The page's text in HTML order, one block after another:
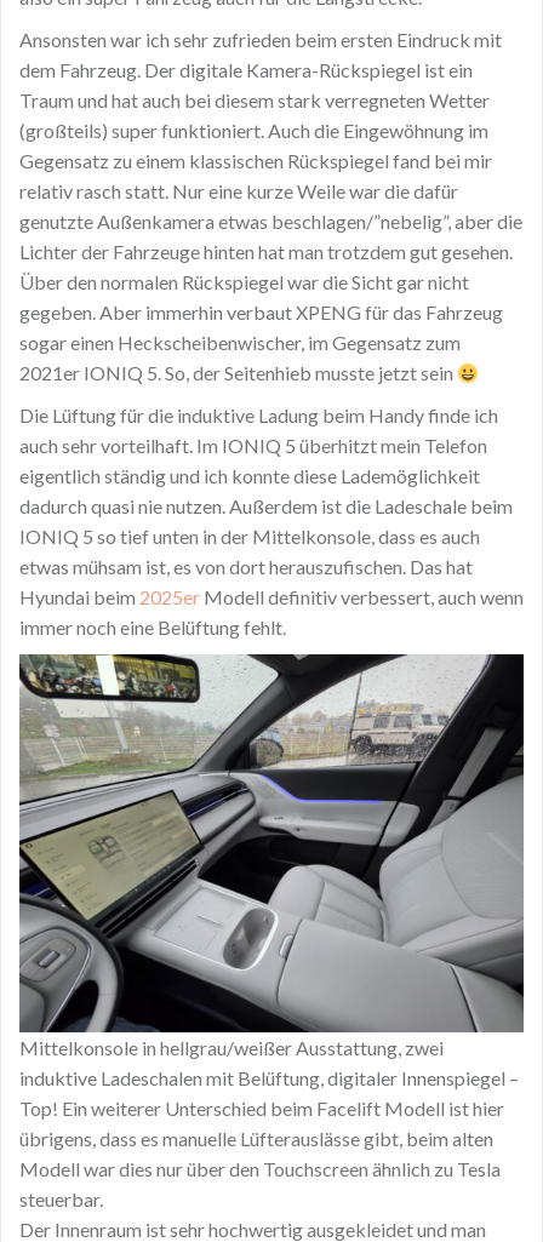
Ansonsten war ich sehr zufrieden beim ersten Eindruck mit
dem Fahrzeug. Der digitale Kamera-Rückspiegel ist ein
Traum und hat auch bei diesem stark verregneten Wetter
(großteils) super funktioniert. Auch die Eingewöhnung im
Gegensatz zu einem klassischen Rückspiegel fand bei mir
relativ rasch statt. Nur eine kurze Weile war die dafür
genutzte Außenkamera etwas beschlagen/”nebelig”, aber die
Lichter der Fahrzeuge hinten hat man trotzdem gut gesehen.
Über den normalen Rückspiegel war die Sicht gar nicht
gegeben. Aber immerhin verbaut XPENG für das Fahrzeug
sogar einen Heckscheibenwischer, im Gegensatz zum
2021er IONIQ 5. So, der Seitenhieb musste jetzt sein
Die Lüftung für die induktive Ladung beim Handy finde ich
auch sehr vorteilhaft. Im IONIQ 5 überhitzt mein Telefon
eigentlich ständig und ich konnte diese Lademöglichkeit
dadurch quasi nie nutzen. Außerdem ist die Ladeschale beim
IONIQ 5 so tief unten in der Mittelkonsole, dass es auch
etwas mühsam ist, es von dort herauszufischen. Das hat
Hyundai beim 2025er Modell definitiv verbessert, auch wenn
immer noch eine Belüftung fehlt.
Mittelkonsole in hellgrau/weißer Ausstattung, zwei
induktive Ladeschalen mit Belüftung, digitaler Innenspiegel –
Top! Ein weiterer Unterschied beim Facelift Modell ist hier
übrigens, dass es manuelle Lüfterauslässe gibt, beim alten
Modell war dies nur über den Touchscreen ähnlich zu Tesla
steuerbar.
Der Innenraum ist sehr hochwertig ausgekleidet und man